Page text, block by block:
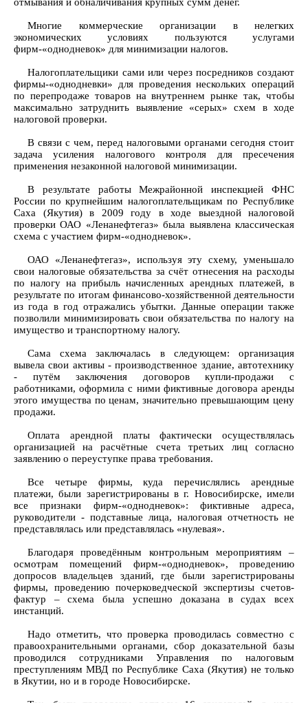
отмывания и обналичивания крупных сумм денег.
Многие коммерческие организации в нелегких
экономических условиях пользуются услугами
фирм-«однодневок» для минимизации налогов.
Налогоплательщики сами или через посредников создают
фирмы-«однодневки» для проведения нескольких операций
по перепродаже товаров на внутреннем рынке так, чтобы
максимально затруднить выявление «серых» схем в ходе
налоговой проверки.
В связи с чем, перед налоговыми органами сегодня стоит
задача усиления налогового контроля для пресечения
применения незаконной налоговой минимизации.
В результате работы Межрайонной инспекцией ФНС
России по крупнейшим налогоплательщикам по Республике
Саха (Якутия) в 2009 году в ходе выездной налоговой
проверки ОАО «Ленанефтегаз» была выявлена классическая
схема с участием фирм-«однодневок».
ОАО «Ленанефтегаз», используя эту схему, уменьшало
свои налоговые обязательства за счёт отнесения на расходы
по налогу на прибыль начисленных арендных платежей, в
результате по итогам финансово-хозяйственной деятельности
из года в год отражались убытки. Данные операции также
позволили минимизировать свои обязательства по налогу на
имущество и транспортному налогу.
Сама схема заключалась в следующем: организация
вывела свои активы - производственное здание, автотехнику
- путём заключения договоров купли-продажи с
работниками, оформила с ними фиктивные договора аренды
этого имущества по ценам, значительно превышающим цену
продажи.
Оплата арендной платы фактически осуществлялась
организацией на расчётные счета третьих лиц согласно
заявлению о переуступке права требования.
Все четыре фирмы, куда перечислялись арендные
платежи, были зарегистрированы в г. Новосибирске, имели
все признаки фирм-«однодневок»: фиктивные адреса,
руководители - подставные лица, налоговая отчетность не
представлялась или представлялась «нулевая».
Благодаря проведённым контрольным мероприятиям –
осмотрам помещений фирм-«однодневок», проведению
допросов владельцев зданий, где были зарегистрированы
фирмы, проведению почерковедческой экспертизы счетов-
фактур – схема была успешно доказана в судах всех
инстанций.
Надо отметить, что проверка проводилась совместно с
правоохранительными органами, сбор доказательной базы
проводился сотрудниками Управления по налоговым
преступлениям МВД по Республике Саха (Якутия) не только
в Якутии, но и в городе Новосибирске.